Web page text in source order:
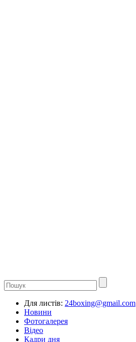
Для листів: 24boxing@gmail.com
Новини
Фотогалерея
Відео
Кадри дня